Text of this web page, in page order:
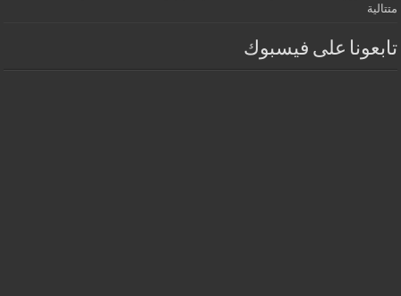
متتالية
تابعونا على فيسبوك